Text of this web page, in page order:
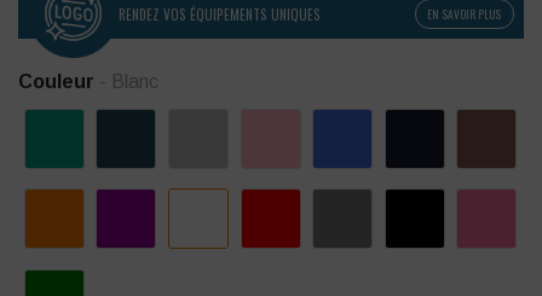
RENDEZ VOS ÉQUIPEMENTS UNIQUES EN SAVOIR PLUS
Couleur - Blanc